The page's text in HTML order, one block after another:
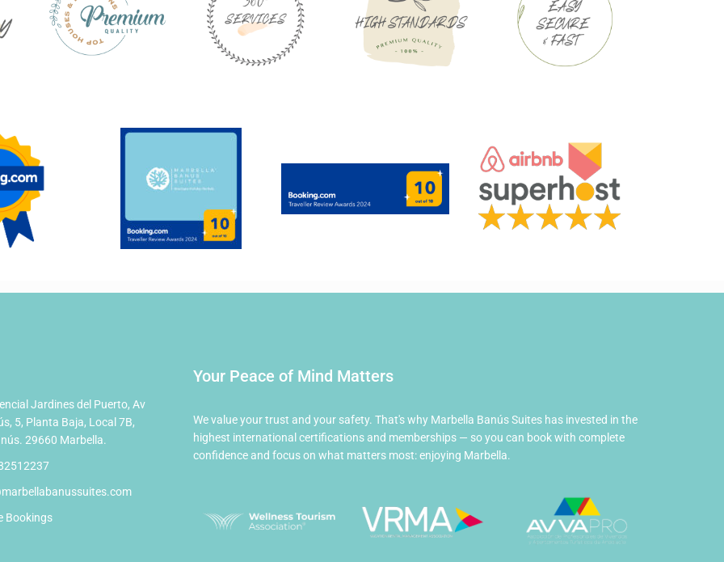
Jardines del Puerto, Av
5, Planta Baja, Local 7B,
29660 Marbella.
Bookings
Your Peace of Mind Matters
We value your trust and your safety. That's why Marbella Banús Suites has invested in the
highest international certifications and memberships — so you can book with complete
confidence and focus on what matters most: enjoying Marbella.